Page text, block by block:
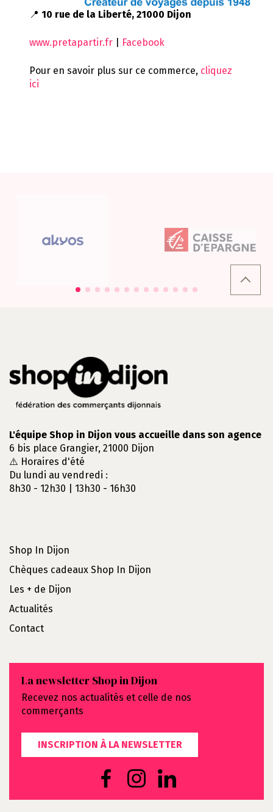
📍10 rue de la Liberté, 21000 Dijon
www.pretapartir.fr Facebook
Pour en savoir plus sur ce commerce, cliquez
ici
L'équipe Shop in Dijon vous accueille dans son agence
6 bis place Grangier, 21000 Dijon
⚠️ Horaires d'été
Du lundi au vendredi :
8h30 - 12h30 | 13h30 - 16h30
Shop In Dijon
Chèques cadeaux Shop In Dijon
Les + de Dijon
Actualités
Contact
La newsletter Shop in Dijon
Recevez nos actualités et celle de nos
commerçants
INSCRIPTION À LA NEWSLETTER